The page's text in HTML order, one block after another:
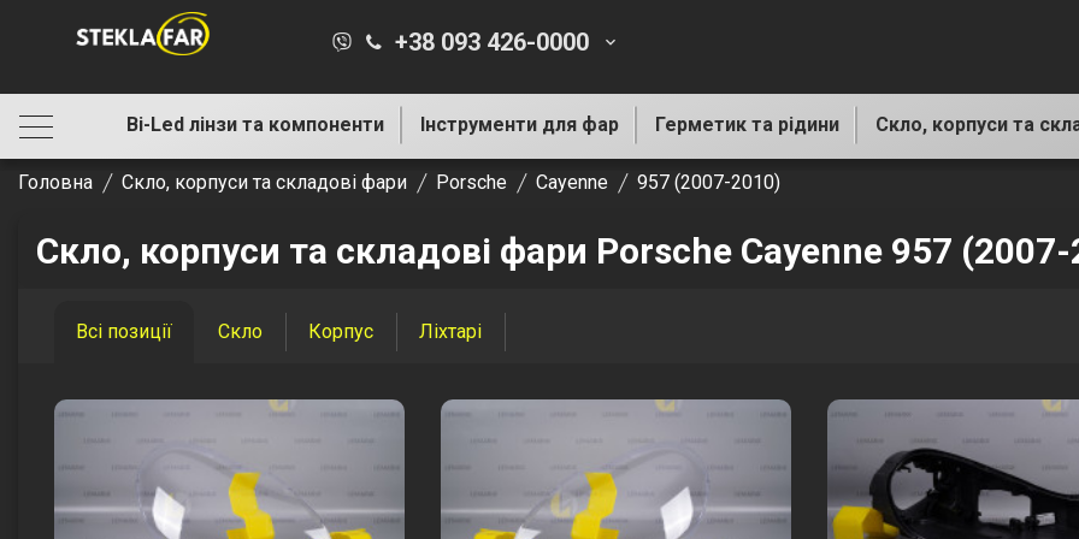
+38 093 426-0000 keyboard_arrow_down
Bi-Led лінзи та компоненти Інструменти для фар Герметик та рідини Скло, корпуси та
Головна Скло, корпуси та складові фари Porsche Cayenne 957 (2007-2010)
Скло, корпуси та складові фари Porsche Cayenne 957
Всі позиції Скло Корпус Ліхтарі